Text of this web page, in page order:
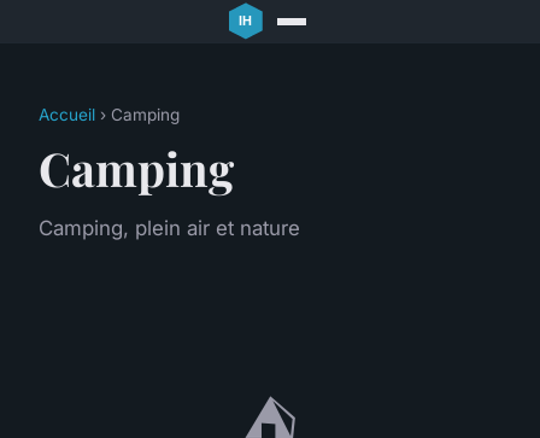
Accueil › Camping
Camping
Camping, plein air et nature
⛺